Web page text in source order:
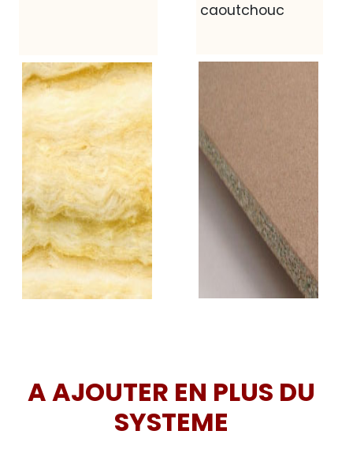
caoutchouc
A AJOUTER EN PLUS DU
SYSTEME